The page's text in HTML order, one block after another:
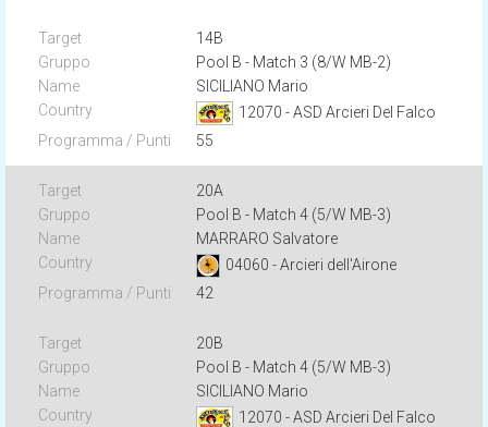
14B
Pool B - Match 3 (8/W MB-2)
SICILIANO Mario
12070 - ASD Arcieri Del Falco
55
20A
Pool B - Match 4 (5/W MB-3)
MARRARO Salvatore
04060 - Arcieri dell'Airone
42
20B
Pool B - Match 4 (5/W MB-3)
SICILIANO Mario
12070 - ASD Arcieri Del Falco